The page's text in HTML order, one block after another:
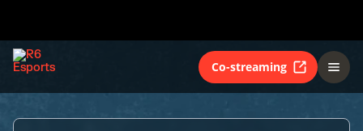
Co-streaming